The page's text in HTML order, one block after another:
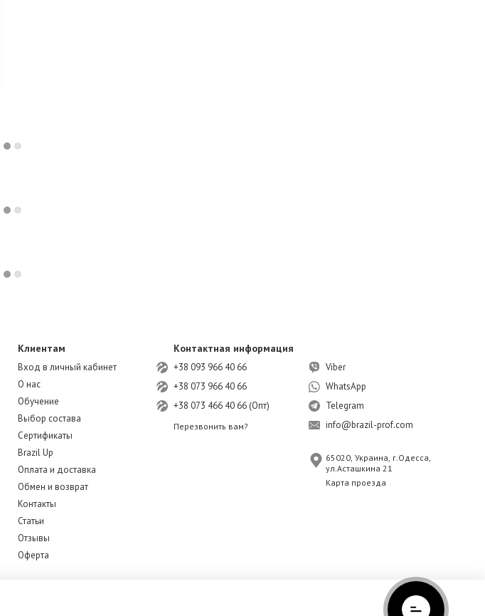
Клиентам
Вход в личный кабинет
О нас
Обучение
Выбор состава
Сертификаты
Brazil Up
Оплата и доставка
Обмен и возврат
Контакты
Статьи
Отзывы
Оферта
Контактная информация
+38 093 966 40 66
+38 073 966 40 66
+38 073 466 40 66 (Опт)
Перезвонить вам?
Viber
WhatsApp
Telegram
info@brazil-prof.com
65020, Украина, г.Одесса,
ул.Асташкина 21
Карта проезда